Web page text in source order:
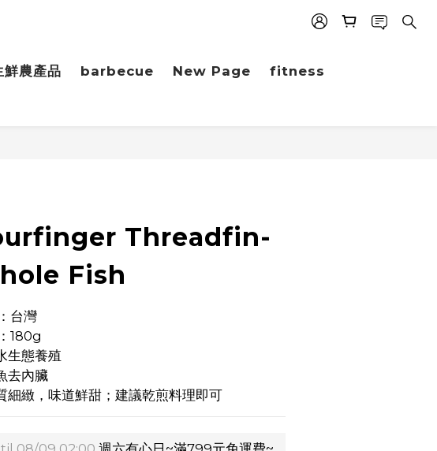
鮮農產品 barbecue New Page fitness
Threadfin-
Fish
台灣
180g
生態養殖
去內臟
細緻，味道鮮甜；建議乾煎料理即可